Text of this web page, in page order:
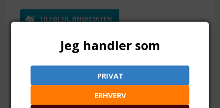
TILFØJ TIL ØNSKESKYEN
Hul: ca. 1.8 mm
Jeg handler som
PRIVAT
ERHVERV